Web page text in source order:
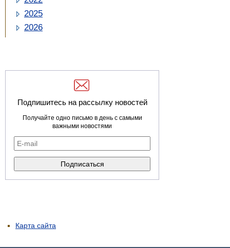
2025
2026
Подпишитесь на рассылку новостей
Получайте одно письмо в день с самыми
важными новостями
Карта сайта